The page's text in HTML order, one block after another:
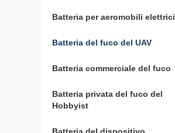
Batteria per aeromobili elettrici
Batteria del fuco del UAV
Batteria commerciale del fuco
Batteria privata del fuco del
Hobbyist